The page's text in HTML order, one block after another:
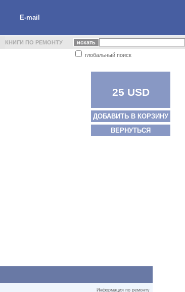
E-mail
КНИГИ ПО РЕМОНТУ
глобальный поиск
25 USD
ДОБАВИТЬ В КОРЗИНУ
ВЕРНУТЬСЯ
Информация по ремонту